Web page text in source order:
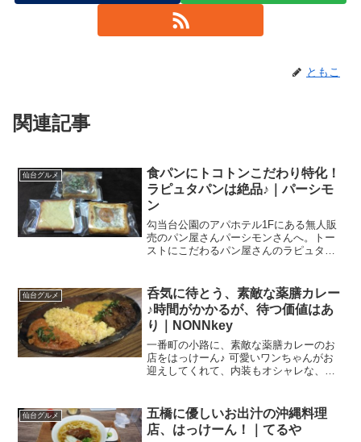
ともこ
関連記事
仙台グルメ
食パンにトコトンこだわり特化！
ラピュタパンは絶品♪｜パーシモ
ン
勾当台公園のアパホテル1Fにある無人販
売のパン屋さんパーシモンさんへ。トー
ストにこだわるパン屋さんのラピュタパ
道、自転車でアパホテル〈仙台勾当台公
園〉の前を通りかかりま...
仙台グルメ
呑気に待とう、素敵な薬膳カレー
♪時間がかかるが、待つ価値はあ
り｜NONNkey
一番町の小路に、素敵な薬膳カレーのお
店をはっけーん♪ 可愛いワンちゃんがお
迎えしてくれて、内装もオシャレな、素
ダンナと関東で過ごした私です。早速年
末に、新川崎でオフ会で...
仙台グルメ
五橋に優しいお出汁の沖縄料理
店、はっけーん！｜てるや